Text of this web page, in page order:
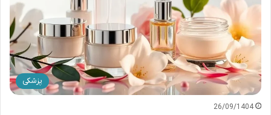
پزشکی
26/09/1404